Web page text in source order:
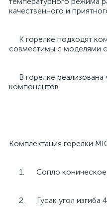
качественного и
К горелке подходят
совместимы с моделями
В горелке реализована
компонентов.
Комплектация горелки
1. Сопло
2. Гусак угол изгиба